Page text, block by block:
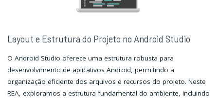
Layout e Estrutura do Projeto no Android Studio
O Android Studio oferece uma estrutura robusta para
desenvolvimento de aplicativos Android, permitindo a
organização eficiente dos arquivos e recursos do projeto. Neste
REA, exploramos a estrutura fundamental do ambiente, incluindo